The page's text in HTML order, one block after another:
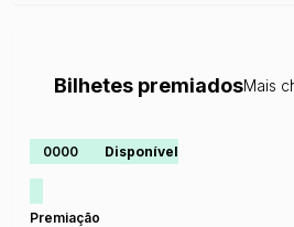
Bilhetes premiadosMais
0000 Disponível
Premiação